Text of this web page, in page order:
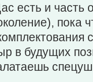
есть и часть
пока
в будущих